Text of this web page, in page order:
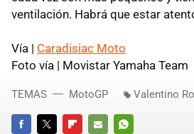
ventilación. Habrá que estar
Vía | Caradisiac Moto
Foto vía | Movistar Yamaha Team
TEMAS MotoGP Valentino